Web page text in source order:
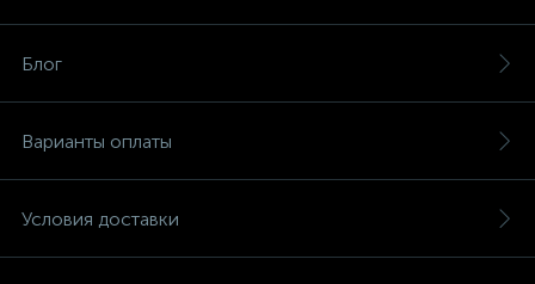
Блог
Варианты оплаты
Условия доставки